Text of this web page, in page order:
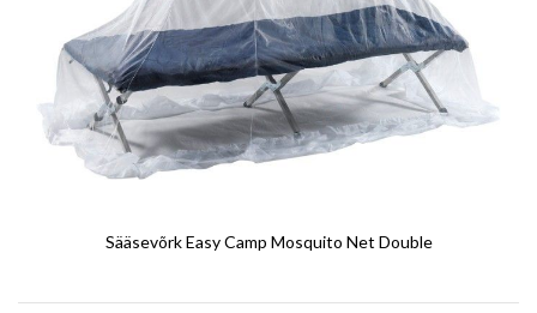
Sääsevõrk Easy Camp Mosquito Net Double